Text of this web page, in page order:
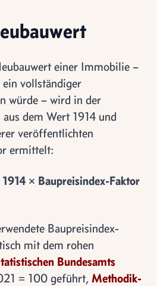
einer Immobilie –
vollständiger
würde – wird in der
dem Wert 1914 und
veröffentlichten
ermittelt:
× Baupreisindex-Faktor
Baupreisindex-
mit dem rohen
Bundesamts
= 100 geführt, Methodik-